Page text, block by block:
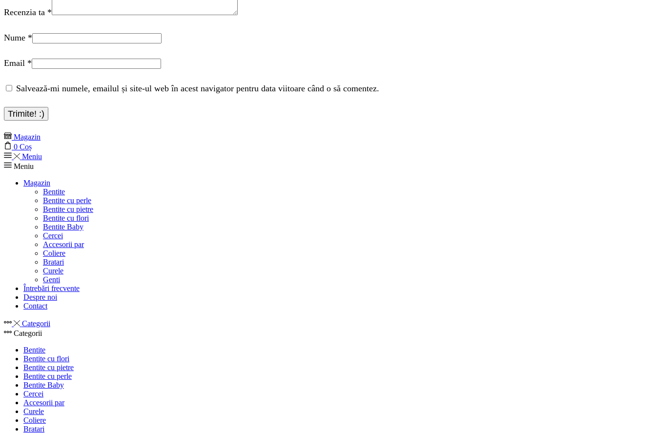
Recenzia ta *
Nume *
Email *
Salvează-mi numele, emailul și site-ul web în acest navigator pentru data viitoare când o să comentez.
Magazin
0 Coș
Meniu
Meniu
Magazin
Bentite
Bentite cu perle
Bentite cu pietre
Bentite cu flori
Bentite Baby
Cercei
Accesorii par
Coliere
Bratari
Curele
Genti
Întrebări frecvente
Despre noi
Contact
Categorii
Categorii
Bentite
Bentite cu flori
Bentite cu pietre
Bentite cu perle
Bentite Baby
Cercei
Accesorii par
Curele
Coliere
Bratari